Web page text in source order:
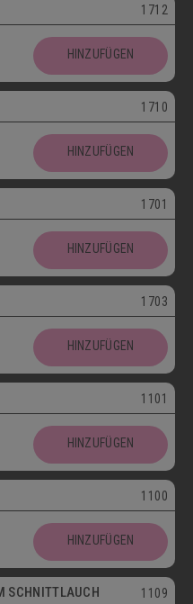
1712
HINZUFÜGEN
1710
HINZUFÜGEN
1701
HINZUFÜGEN
1703
HINZUFÜGEN
1101
HINZUFÜGEN
1100
HINZUFÜGEN
SCHNITTLAUCH 1109